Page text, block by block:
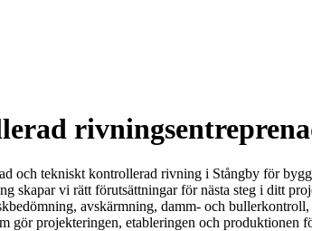
tekniskt kontrollerad rivning i Stångby för
vi rätt förutsättningar för nästa steg i ditt
avskärmning, damm- och
gör projekteringen, etableringen och produktionen